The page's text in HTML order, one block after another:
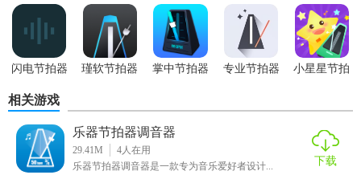
各种练习需求。
2. 多种音色选择：内置多种乐器声音作为节拍提示，如鼓、
铃、金属声等，增加练习趣味性。
3. 节奏模式：支持多种节奏模式切换，如4/4拍、3/4拍等，适
4. 录音功能：可录制练习过程，便于自我检查及后续复习。
音器
拍器
师
闪电节拍器 瑾软节拍器 掌中节拍器
专业节拍器
小星星节拍
相关游戏
乐器节拍器调音器
29.41M 4人在用
乐器节拍器调音器是一款专为音乐爱好者设计...
下载